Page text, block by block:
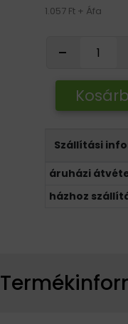
1.057 Ft + Áfa
-
Szállítási
áruházi
házhoz